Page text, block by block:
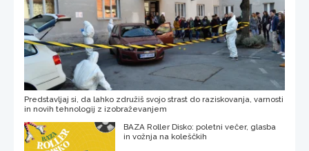
Predstavljaj si, da lahko združiš svojo strast do raziskovanja, varnosti
in novih tehnologij z izobraževanjem
BAZA Roller Disko: poletni večer, glasba
in vožnja na koleščkih